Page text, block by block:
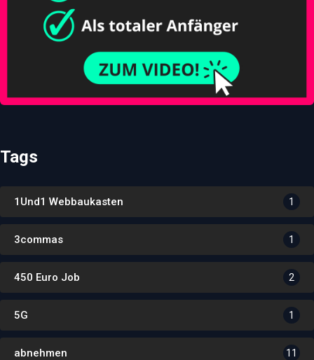
Tags
1Und1 Webbaukasten 1
3commas 1
450 Euro Job 2
5G 1
abnehmen 11